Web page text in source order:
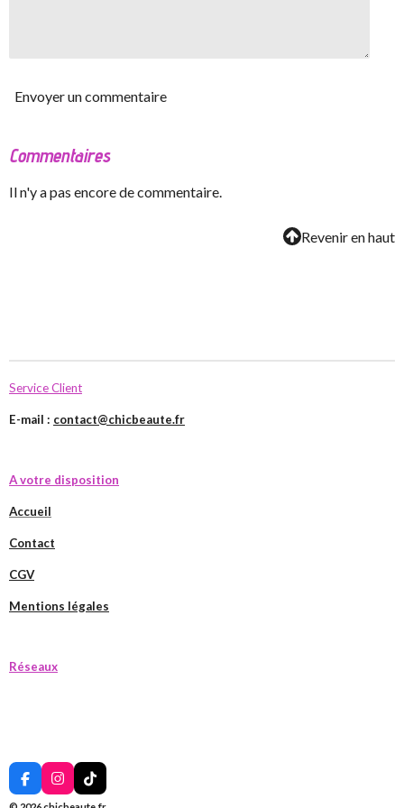
Envoyer un commentaire
Commentaires
Il n'y a pas encore de commentaire.
Revenir en haut
Service Client
E-mail : contact@chicbeaute.fr
A votre disposition
Accueil
Contact
CGV
Mentions légales
Réseaux
F
a
I
n
T
i